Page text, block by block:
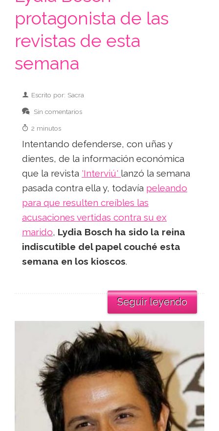
protagonista de las
revistas de esta
semana
Escrito por: Sacra
Sin comentarios
2 minutos
Intentando defenderse, con uñas y
dientes, de la información económica
que la revista 'Interviú' lanzó la semana
pasada contra ella y, todavía peleando
para que resulten creíbles las
acusaciones vertidas contra su ex
marido, Lydia Bosch ha sido la reina
indiscutible del papel couché esta
semana en los kioscos.
Seguir leyendo